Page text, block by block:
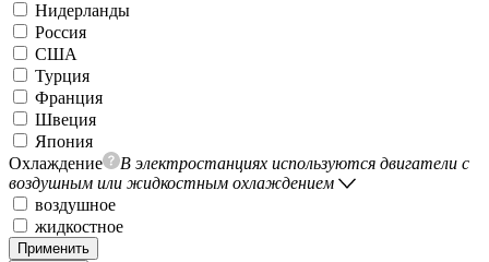
Нидерланды
Россия
США
Турция
Франция
Швеция
Япония
Охлаждение
В электростанциях используются двигатели с
воздушным или жидкостным охлаждением
воздушное
жидкостное
Применить